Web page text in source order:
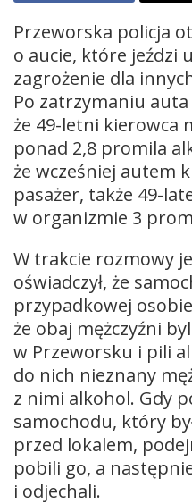
Przeworska policja
o aucie, które jeździ
zagrożenie dla
Po zatrzymaniu auta
że 49-letni kierowca
ponad 2,8 promila
że wcześniej autem
pasażer, także 49-
w organizmie 3
W trakcie rozmowy
oświadczył, że
przypadkowej
że obaj mężczyźni
w Przeworsku i pili
do nich nieznany
z nimi alkohol. Gdy
samochodu, który
przed lokalem,
pobili go, a
i odjechali.